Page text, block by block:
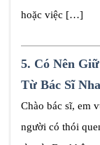
hoặc việc […]
5. Có Nên
Từ Bác Sĩ
Chào bác sĩ, em
người có thói